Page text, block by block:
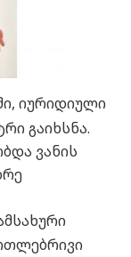
იურიდიული
გაიხსნა.
ვანის